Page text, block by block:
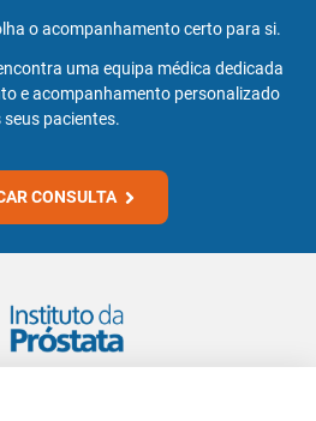
o acompanhamento certo para si.
uma equipa médica dedicada
e acompanhamento personalizado
seus pacientes.
CONSULTA